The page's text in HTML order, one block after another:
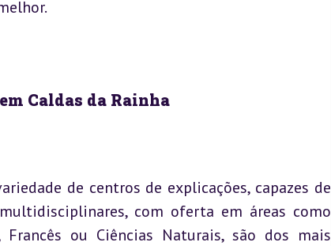
Caldas da Rainha
de centros de explicações, capazes de
com oferta em áreas como
Francês ou Ciências Naturais, são dos mais